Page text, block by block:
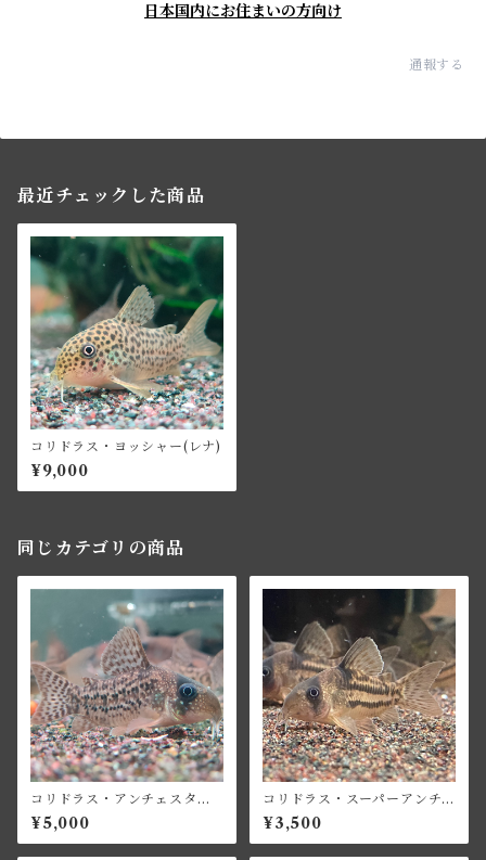
日本国内にお住まいの方向け
通報する
最近チェックした商品
コリドラス・ヨッシャー(レナ)
¥9,000
同じカテゴリの商品
コリドラス・アンチェスター
(無斑タイプ)
¥5,000
コリドラス・スーパーアンチ
ェスター
¥3,500